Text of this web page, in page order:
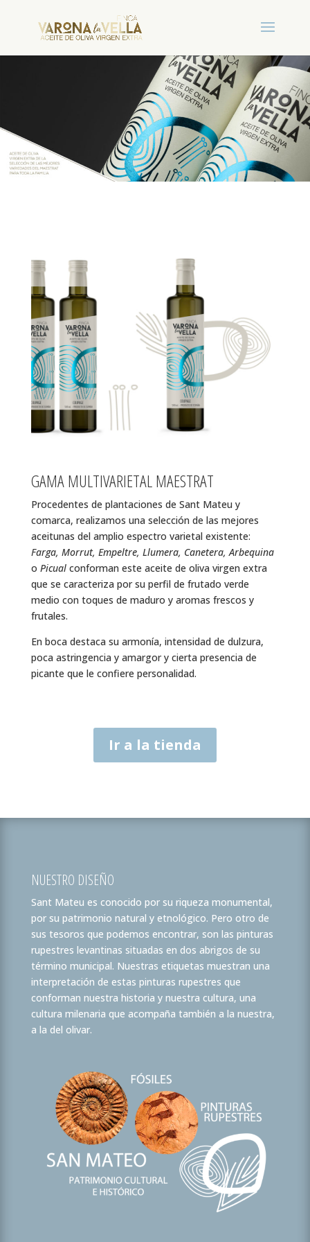
GAMA MULTIVARIETAL MAESTRAT
Procedentes de plantaciones de Sant Mateu y
comarca, realizamos una selección de las mejores
aceitunas del amplio espectro varietal existente:
Farga, Morrut, Empeltre, Llumera, Canetera, Arbequina
o Picualconforman este aceite de oliva virgen extra
que se caracteriza por su perfil de frutado verde
medio con toques de maduro y aromas frescos y
frutales.
En boca destaca su armonía, intensidad de dulzura,
poca astringencia y amargor y cierta presencia de
picante que le confiere personalidad.
Ir a la tienda
NUESTRO DISEÑO
Sant Mateu es conocido por su riqueza monumental,
por su patrimonio natural y etnológico. Pero otro de
sus tesoros que podemos encontrar, son las pinturas
rupestres levantinas situadas en dos abrigos de su
término municipal. Nuestras etiquetas muestran una
interpretación de estas pinturas rupestres que
conforman nuestra historia y nuestra cultura, una
cultura milenaria que acompaña también a la nuestra,
a la del olivar.